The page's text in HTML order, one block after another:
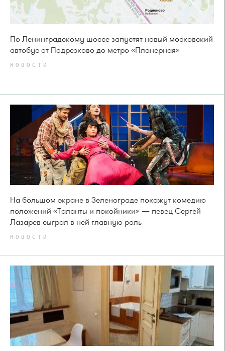
По Ленинградскому шоссе запустят новый московский
автобус от Подрезково до метро «Планерная»
НОВОСТИ
На большом экране в Зеленограде покажут комедию
положений «Таланты и покойники» — певец Сергей
Лазарев сыграл в ней главную роль
НОВОСТИ